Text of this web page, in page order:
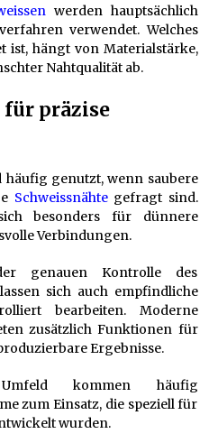
werden hauptsächlich
verwendet. Welches
ist, hängt von Materialstärke,
Nahtqualität ab.
für präzise
häufig genutzt, wenn saubere
Schweissnähte gefragt sind.
besonders für dünnere
Verbindungen.
genauen Kontrolle des
sich auch empfindliche
bearbeiten. Moderne
zusätzlich Funktionen für
Ergebnisse.
kommen häufig
zum Einsatz, die speziell für
wurden.